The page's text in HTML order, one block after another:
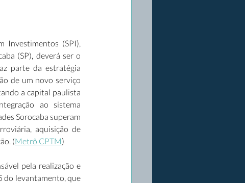
Investimentos (SPI),
(SP), deverá ser o
parte da estratégia
de um novo serviço
a capital paulista
ao sistema
Sorocaba superam
aquisição de
(Metrô CPTM)
pela realização e
do levantamento, que